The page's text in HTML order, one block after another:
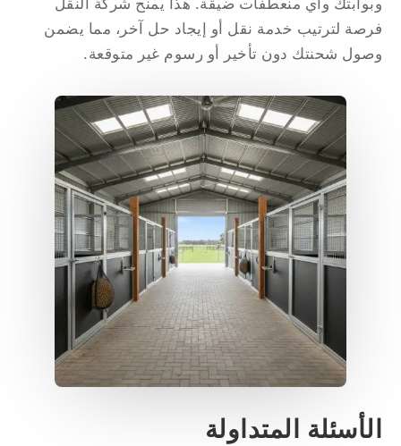
وأي منعطفات ضيقة. هذا يمنح شركة النقل
لترتيب خدمة نقل أو إيجاد حل آخر، مما يضمن
شحنتك دون تأخير أو رسوم غير متوقعة.
المتداولة